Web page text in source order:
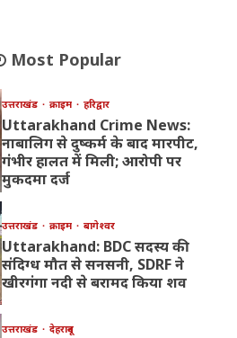
Most Popular
उत्तराखंड क्राइम हरिद्वार
Uttarakhand Crime News:
नाबालिग से दुष्कर्म के बाद मारपीट,
गंभीर हालत में मिली; आरोपी पर
मुकदमा दर्ज
उत्तराखंड क्राइम बागेश्वर
Uttarakhand: BDC सदस्य की
संदिग्ध मौत से सनसनी, SDRF ने
खीरगंगा नदी से बरामद किया शव
उत्तराखंड देहरादून